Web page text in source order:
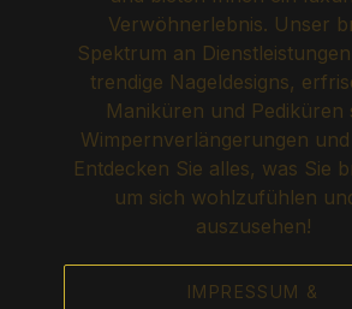
Verwöhnerlebnis. Unser
Spektrum an
trendige Nageldesigns,
Maniküren und Pediküren
Wimpernverlängerungen
Entdecken Sie alles, was Sie
um sich wohlzufühlen
auszusehen!
IMPRESSUM &